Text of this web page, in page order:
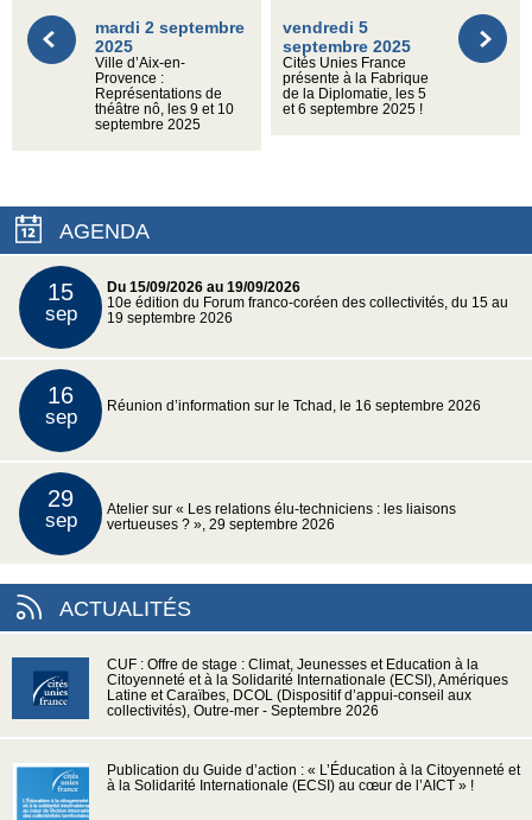
mardi 2 septembre
2025
Ville d’Aix-en-
Provence :
Représentations de
théâtre nô, les 9 et 10
septembre 2025
vendredi 5
septembre 2025
Cités Unies France
présente à la Fabrique
de la Diplomatie, les 5
et 6 septembre 2025 !
AGENDA
15
sep
Du 15/09/2026 au 19/09/2026
10e édition du Forum franco-coréen des collectivités, du 15 au
19 septembre 2026
16
sep Réunion d’information sur le Tchad, le 16 septembre 2026
29
sep
Atelier sur « Les relations élu-techniciens : les liaisons
vertueuses ? », 29 septembre 2026
ACTUALITÉS
CUF : Offre de stage : Climat, Jeunesses et Education à la
Citoyenneté et à la Solidarité Internationale (ECSI), Amériques
Latine et Caraïbes, DCOL (Dispositif d’appui-conseil aux
collectivités), Outre-mer - Septembre 2026
Publication du Guide d’action : « L’Éducation à la Citoyenneté et
à la Solidarité Internationale (ECSI) au cœur de l’AICT » !